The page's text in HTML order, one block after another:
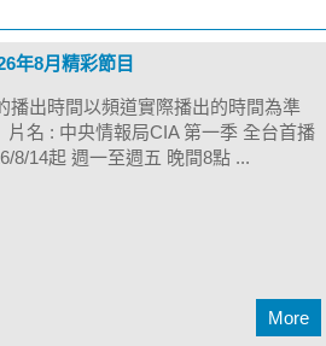
年8月精彩節目
播出時間以頻道實際播出的時間為準
名 : 中央情報局CIA 第一季 全台首播
8/14起 週一至週五 晚間8點 ...
More